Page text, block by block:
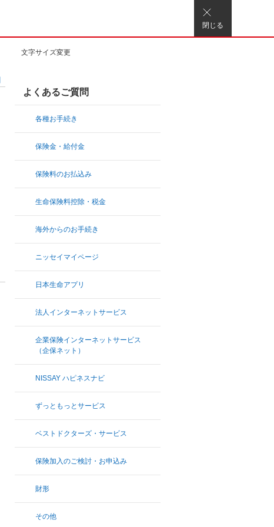
閉じる
文字サイズ変更
よくあるご質問
各種お手続き
保険金・給付金
保険料のお払込み
生命保険料控除・税金
海外からのお手続き
ニッセイマイページ
日本生命アプリ
法人インターネットサービス
企業保険インターネットサービス
（企保ネット）
NISSAY ハピネスナビ
ずっともっとサービス
ベストドクターズ・サービス
保険加入のご検討・お申込み
財形
その他